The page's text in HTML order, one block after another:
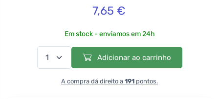
7,65 €
Em stock - enviamos em 24h
Adicionar ao carrinho
A compra dá direito a 191 pontos.